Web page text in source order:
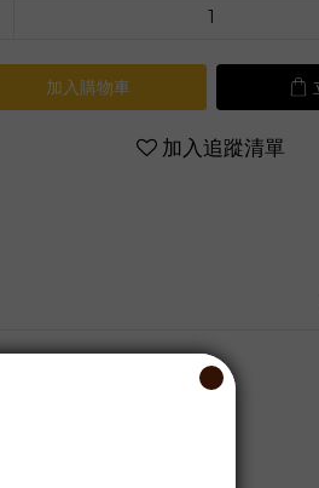
加入購物車
加入追蹤清單